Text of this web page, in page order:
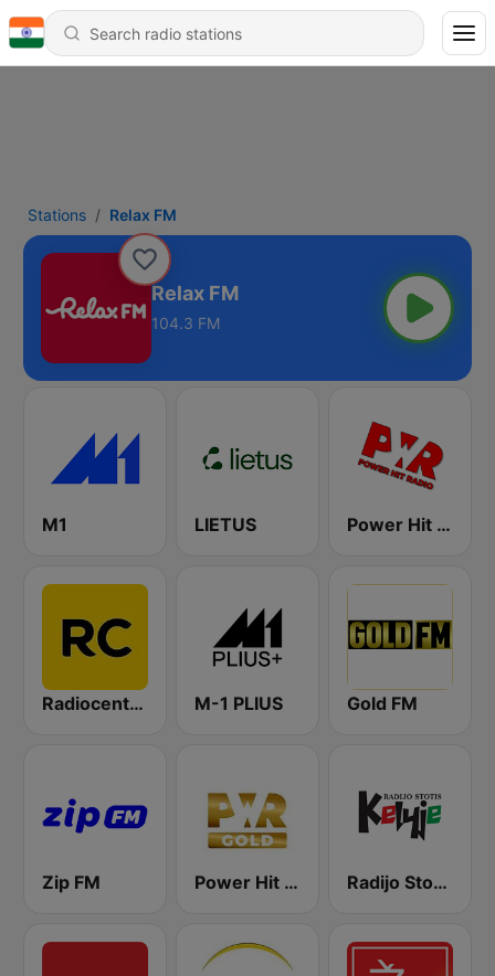
Stations Relax FM
Relax FM
104.3 FM
M1 LIETUS Power Hit Radio
Radiocentras M-1 PLIUS Gold FM
Zip FM Power Hit Radio Gold Radijo Stotis Kelyje